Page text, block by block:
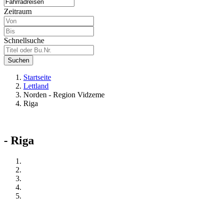
Zeitraum
Schnellsuche
Suchen
Startseite
Lettland
Norden - Region Vidzeme
Riga
- Riga